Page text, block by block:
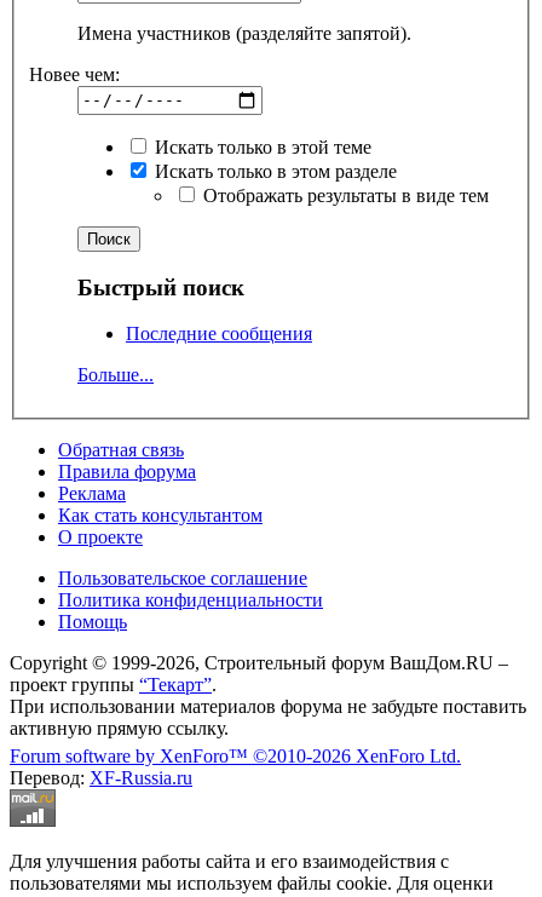
Имена участников (разделяйте запятой).
Новее чем:
Искать только в этой теме
Искать только в этом разделе
Отображать результаты в виде тем
Быстрый поиск
Последние сообщения
Больше...
Обратная связь
Правила форума
Реклама
Как стать консультантом
О проекте
Пользовательское соглашение
Политика конфиденциальности
Помощь
Copyright © 1999-2026, Строительный форум ВашДом.RU –
проект группы “Текарт”.
При использовании материалов форума не забудьте поставить
активную прямую ссылку.
Forum software by XenForo™ ©2010-2026 XenForo Ltd.
Перевод: XF-Russia.ru
Для улучшения работы сайта и его взаимодействия с
пользователями мы используем файлы cookie. Для оценки